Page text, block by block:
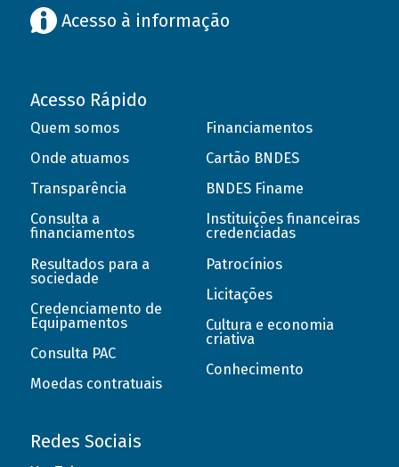
Acesso à informação
Acesso Rápido
Quem somos
Onde atuamos
Transparência
Consulta a
financiamentos
Resultados para a
sociedade
Credenciamento de
Equipamentos
Consulta PAC
Moedas contratuais
Financiamentos
Cartão BNDES
BNDES Finame
Instituições financeiras
credenciadas
Patrocínios
Licitações
Cultura e economia
criativa
Conhecimento
Redes Sociais